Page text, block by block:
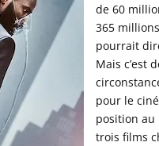
de 60
365
pourrait
Mais c’est
pour le
position
trois films